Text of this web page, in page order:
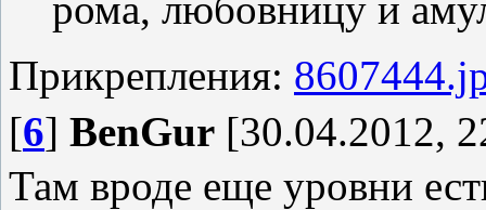
Прикрепления:
[6] BenGur [30.04.2012,
Там вроде еще уровни